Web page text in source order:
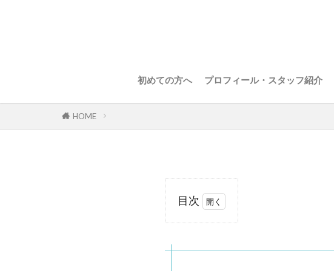
初めての方へ プロフィール・スタッフ紹介
HOME
目次
ニ